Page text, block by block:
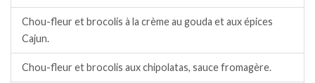
Chou-fleur et brocolis à la crème au gouda et aux épices
Cajun.
Chou-fleur et brocolis aux chipolatas, sauce fromagère.